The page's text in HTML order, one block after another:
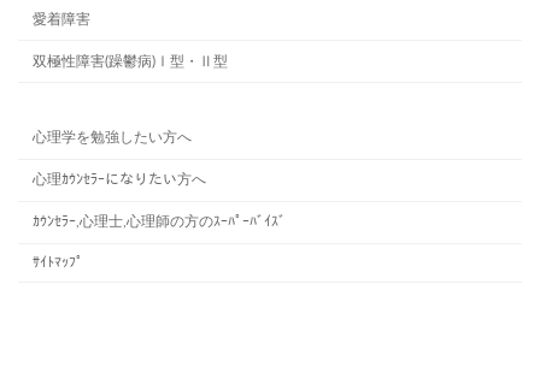
愛着障害
双極性障害(躁鬱病)Ⅰ型・Ⅱ型
心理学を勉強したい方へ
心理ｶｳﾝｾﾗｰになりたい方へ
ｶｳﾝｾﾗｰ,心理士,心理師の方のｽｰﾊﾟｰﾊﾞｲｽﾞ
ｻｲﾄﾏｯﾌﾟ